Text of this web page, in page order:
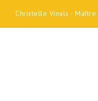
Christelle Vinals -